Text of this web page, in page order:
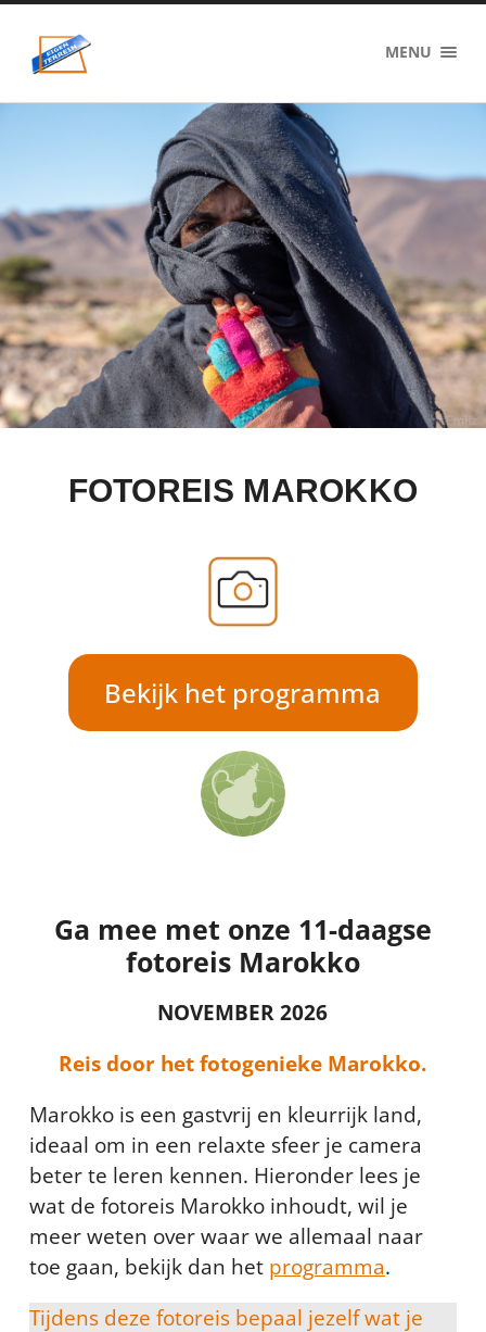
eigenzinnig
terrein
MENU
FOTOREIS MAROKKO
Bekijk het programma
Ga mee met onze 11-daagse
fotoreis Marokko
NOVEMBER 2026
Reis door het fotogenieke Marokko.
Marokko is een gastvrij en kleurrijk land,
ideaal om in een relaxte sfeer je camera
beter te leren kennen. Hieronder lees je
wat de fotoreis Marokko inhoudt, wil je
meer weten over waar we allemaal naar
toe gaan, bekijk dan het programma.
Tijdens deze fotoreis bepaal jezelf wat je